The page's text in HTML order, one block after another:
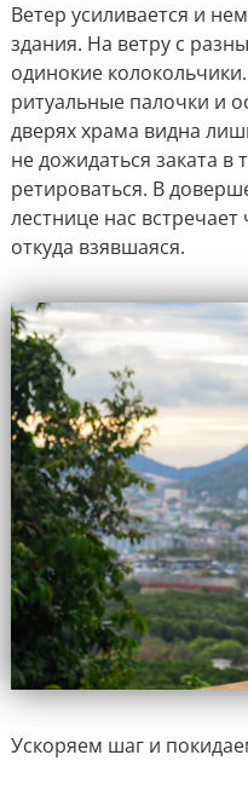
Ветер усиливается и
здания. На ветру с
одинокие
ритуальные палочки и
дверях храма видна
не дожидаться заката в
ретироваться. В
лестнице нас
откуда взявшаяся.
Ускоряем шаг и